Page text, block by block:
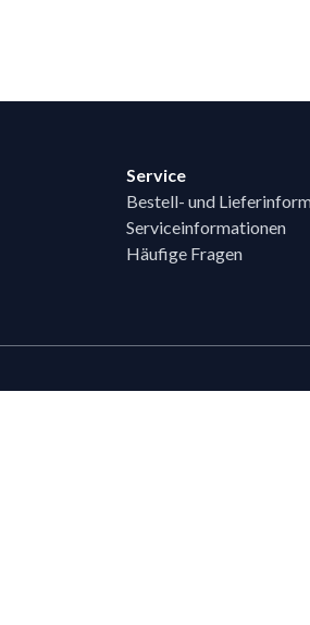
Service
Bestell- und
Serviceinformationen
Häufige Fragen